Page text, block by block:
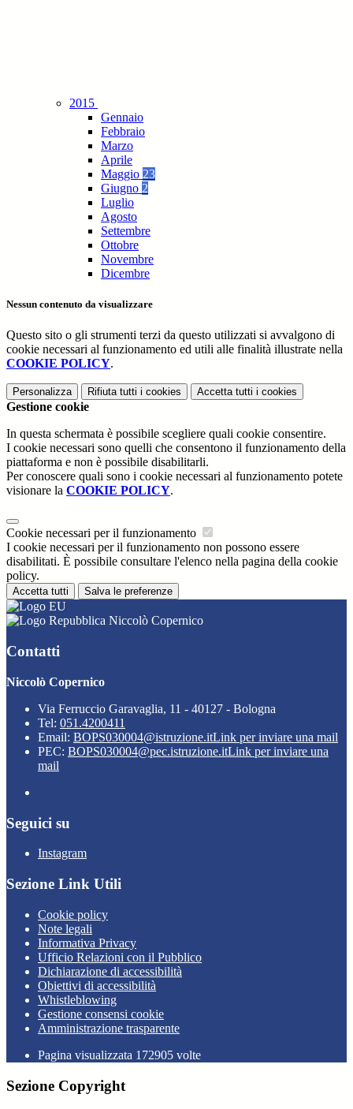
2015
Gennaio
Febbraio
Marzo
Aprile
Maggio 23
Giugno 2
Luglio
Agosto
Settembre
Ottobre
Novembre
Dicembre
Nessun contenuto da visualizzare
Questo sito o gli strumenti terzi da questo utilizzati si avvalgono di
cookie necessari al funzionamento ed utili alle finalità illustrate nella
COOKIE POLICY.
Personalizza Rifiuta tutti i cookies Accetta tutti i cookies
Gestione cookie
In questa schermata è possibile scegliere quali cookie consentire.
I cookie necessari sono quelli che consentono il funzionamento della
piattaforma e non è possibile disabilitarli.
Per conoscere quali sono i cookie necessari al funzionamento potete
visionare la COOKIE POLICY.
Cookie necessari per il funzionamento
I cookie necessari per il funzionamento non possono essere
disabilitati. È possibile consultare l'elenco nella pagina della cookie
policy.
Accetta tutti Salva le preferenze
Niccolò Copernico
Contatti
Niccolò Copernico
Via Ferruccio Garavaglia, 11 - 40127 - Bologna
Tel: 051.4200411
Email: BOPS030004@istruzione.itLink per inviare una mail
PEC: BOPS030004@pec.istruzione.itLink per inviare una
mail
Seguici su
Instagram
Sezione Link Utili
Cookie policy
Note legali
Informativa Privacy
Ufficio Relazioni con il Pubblico
Dichiarazione di accessibilità
Obiettivi di accessibilità
Whistleblowing
Gestione consensi cookie
Amministrazione trasparente
Pagina visualizzata 172905 volte
Sezione Copyright